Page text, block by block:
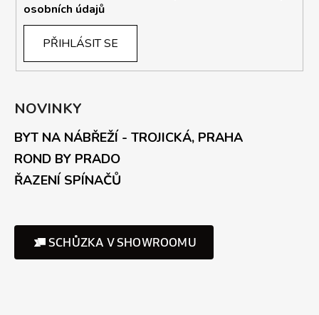
osobních údajů
PŘIHLÁSIT SE
NOVINKY
BYT NA NÁBŘEŽÍ - TROJICKÁ, PRAHA
ROND BY PRADO
ŘAZENÍ SPÍNAČŮ
SCHŮZKA V SHOWROOMU